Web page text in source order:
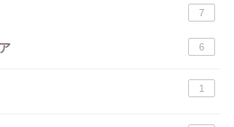
7
6
1